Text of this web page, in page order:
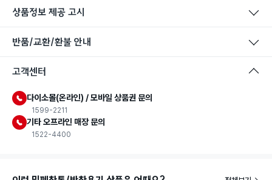
식품용 기구
식품용 기구: 식품위생법에서 정한 규격에 따라 제조되어 식품 또
상품정보 제공 고시
반품/교환/환불 안내
고객센터
다이소몰(온라인) / 모바일 상품권 문의
1599-2211
기타 오프라인 매장 문의
1522-4400